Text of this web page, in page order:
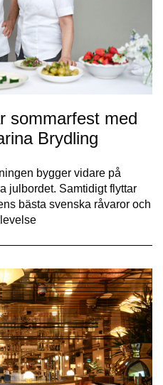
sommarfest med
Brydling
bygger vidare på
julbordet. Samtidigt flyttar
bästa svenska råvaror och